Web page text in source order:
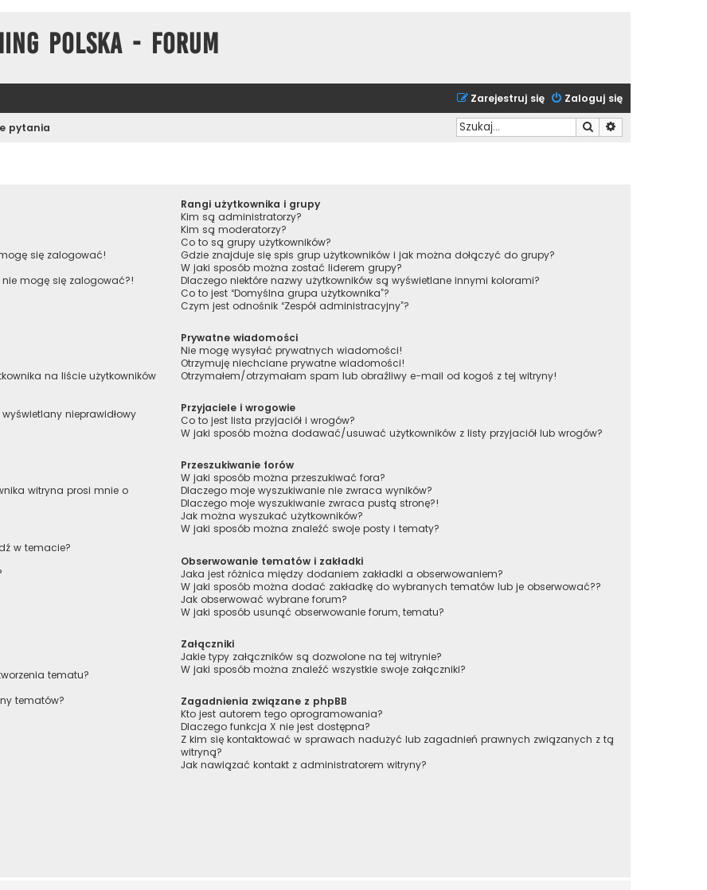
Polska - Forum
Zaloguj się
Zarejestruj się
pytania Szukaj
się zalogować!
mogę się zalogować?!
na liście użytkowników
nieprawidłowy
witryna prosi mnie o
w temacie?
tematu?
tematów?
Rangi użytkownika i grupy
Kim są administratorzy?
Kim są moderatorzy?
Co to są grupy użytkowników?
Gdzie znajduje się spis grup użytkowników i jak można dołączyć do grupy?
W jaki sposób można zostać liderem grupy?
Dlaczego niektóre nazwy użytkowników są wyświetlane innymi kolorami?
Co to jest “Domyślna grupa użytkownika”?
Czym jest odnośnik “Zespół administracyjny”?
Prywatne wiadomości
Nie mogę wysyłać prywatnych wiadomości!
Otrzymuję niechciane prywatne wiadomości!
Otrzymałem/otrzymałam spam lub obraźliwy e-mail od kogoś z tej witryny!
Przyjaciele i wrogowie
Co to jest lista przyjaciół i wrogów?
W jaki sposób można dodawać/usuwać użytkowników z listy przyjaciół lub wrogów?
Przeszukiwanie forów
W jaki sposób można przeszukiwać fora?
Dlaczego moje wyszukiwanie nie zwraca wyników?
Dlaczego moje wyszukiwanie zwraca pustą stronę?!
Jak można wyszukać użytkowników?
W jaki sposób można znaleźć swoje posty i tematy?
Obserwowanie tematów i zakładki
Jaka jest różnica między dodaniem zakładki a obserwowaniem?
W jaki sposób można dodać zakładkę do wybranych tematów lub je obserwować??
Jak obserwować wybrane forum?
W jaki sposób usunąć obserwowanie forum, tematu?
Załączniki
Jakie typy załączników są dozwolone na tej witrynie?
W jaki sposób można znaleźć wszystkie swoje załączniki?
Zagadnienia związane z phpBB
Kto jest autorem tego oprogramowania?
Dlaczego funkcja X nie jest dostępna?
Z kim się kontaktować w sprawach nadużyć lub zagadnień prawnych związanych z tą
witryną?
Jak nawiązać kontakt z administratorem witryny?